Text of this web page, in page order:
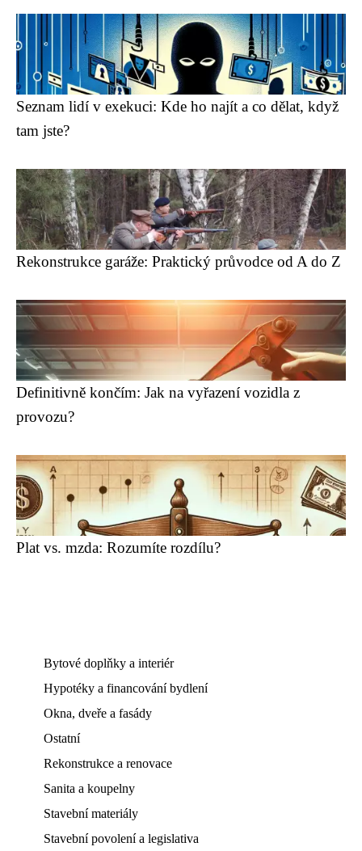
Seznam lidí v exekuci: Kde ho najít a co dělat, když
tam jste?
Rekonstrukce garáže: Praktický průvodce od A do Z
Definitivně končím: Jak na vyřazení vozidla z
provozu?
Plat vs. mzda: Rozumíte rozdílu?
Bytové doplňky a interiér
Hypotéky a financování bydlení
Okna, dveře a fasády
Ostatní
Rekonstrukce a renovace
Sanita a koupelny
Stavební materiály
Stavební povolení a legislativa